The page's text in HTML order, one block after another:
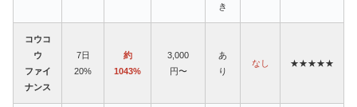
き
コウコ
ウ
ファイ
ナンス
7日
20%
約
1043%
3,000
円〜
あ
り
なし ★★★★★